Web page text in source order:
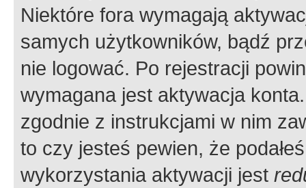
Niektóre fora wymagają
samych użytkowników, bądź
nie logować. Po rejestracji
wymagana jest aktywacja
zgodnie z instrukcjami w nim
to czy jesteś pewien, że
wykorzystania aktywacji jest